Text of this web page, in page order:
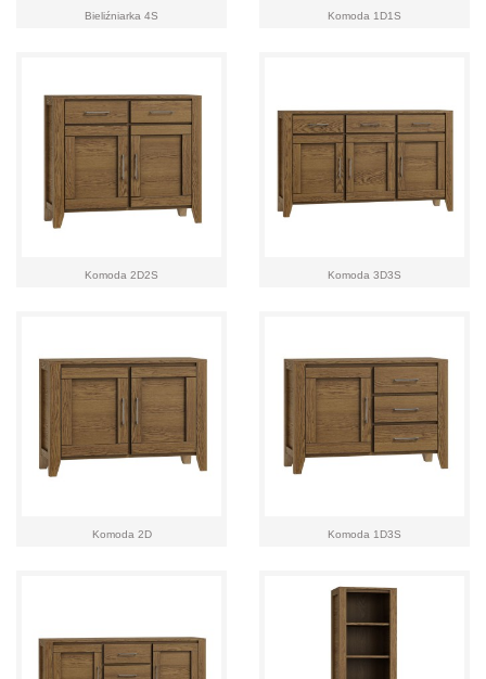
Bieliźniarka 4S Komoda 1D1S
Komoda 2D2S Komoda 3D3S
Komoda 2D Komoda 1D3S